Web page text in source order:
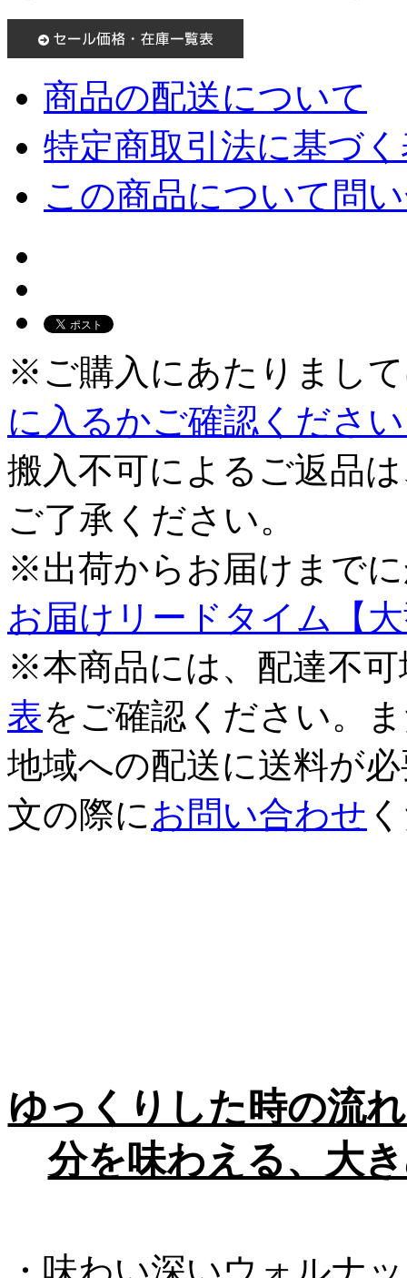
商品の配送について
特定商取引法に基づ
この商品について問
※ご購入にあたりまし
に入るかご確認くださ
搬入不可によるご返品
ご了承ください。
※出荷からお届けまで
お届けリードタイム【
※本商品には、配達不
表をご確認ください。
地域への配送に送料が
文の際に お問い合わせ
ゆっくりした時の流
分を味わえる、大